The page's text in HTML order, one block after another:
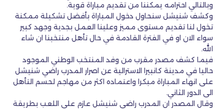
وبالتالي احترامه يمكننا من تقديم مباراة قوية.
وكشف شنيشل سنحاول دخول المباراة بأفضل تشكيلة ممكنة
تخول لنا تقديم مستوى مميز وعلينا العمل بجدية وجهد كبير
سواء الان او في الفترة القادمة في حال تأهل منتخبنا ان شاء
الله.
فيما كشف مصدر مقرب من وفد المنتخب الوطني الموجود
حاليا في مدينة كانبيرا الاسترالية عن اصرار المدرب راضي شنيشل
على انهاء المباراة مبكرا واعتماده اكثر من مهاجم لحسم التأهل
الى الدور الثاني.
وقال المصدر ان المدرب راضي شنيشل عازم على اللعب بطريقة